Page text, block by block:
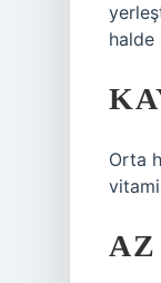
halde
Orta